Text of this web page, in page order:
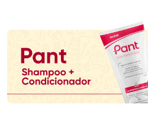
Promoção em